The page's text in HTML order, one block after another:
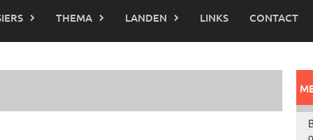
THEMA LANDEN LINKS CONTACT